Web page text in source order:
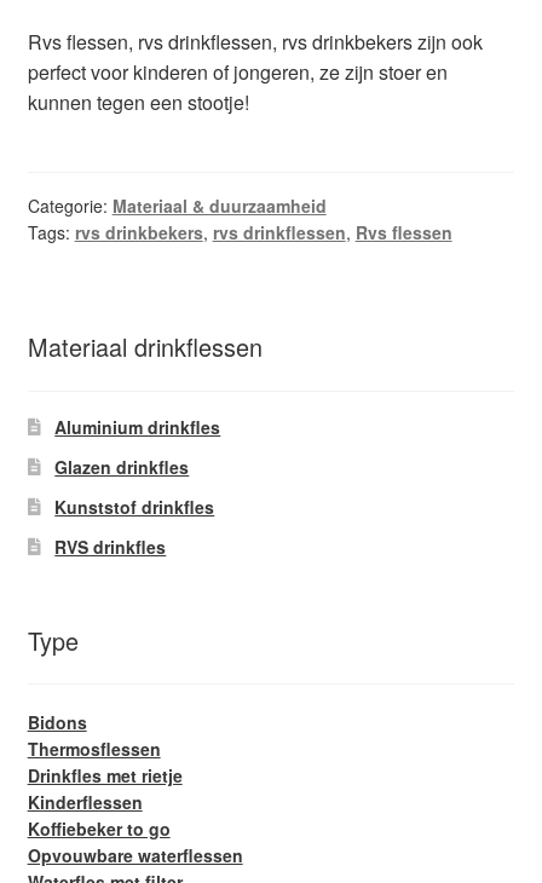
Rvs flessen, rvs drinkflessen, rvs drinkbekers zijn ook
perfect voor kinderen of jongeren, ze zijn stoer en
kunnen tegen een stootje!
Categorie: Materiaal & duurzaamheid
Tags: rvs drinkbekers, rvs drinkflessen, Rvs flessen
Materiaal drinkflessen
Aluminium drinkfles
Glazen drinkfles
Kunststof drinkfles
RVS drinkfles
Type
Bidons
Thermosflessen
Drinkfles met rietje
Kinderflessen
Koffiebeker to go
Opvouwbare waterflessen